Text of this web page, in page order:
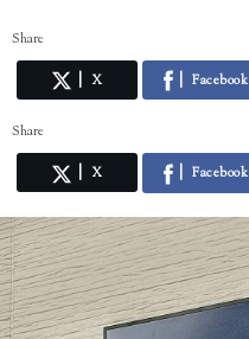
Share
X Facebook
Share
X Facebook